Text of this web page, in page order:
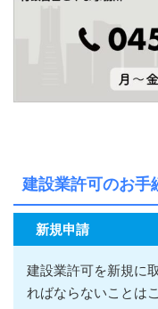
建設業許可のお手
新規申請
建設業許可を新規に
ればならないこ とは